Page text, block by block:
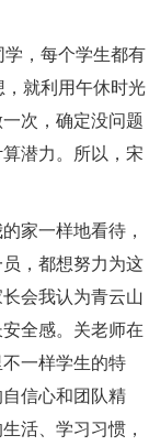
，每个学生都有
就利用午休时光
次，确定没问题
潜力。所以，宋
家一样地看待，
，都想努力为这
会我认为青云山
全感。关老师在
一样学生的特
信心和团队精
活、学习习惯，